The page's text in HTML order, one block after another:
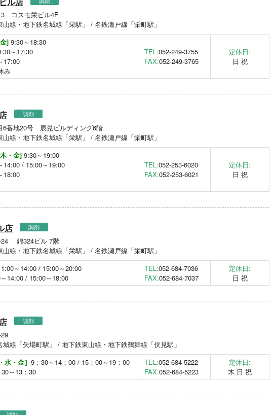
コスモ栄ビル4F
山線・地下鉄名城線「栄駅」 / 名鉄瀬戸線「栄町駅」
] 9:30～18:30
～17:30
17:00
み
TEL:052-249-3755
FAX:052-249-3765
定休日:
日 祝
調剤
6番地20号 辰晃ビルディング6階
山線・地下鉄名城線「栄駅」 / 名鉄瀬戸線「栄町駅」
・金] 9:30～19:00
14:00 / 15:00～19:00
18:00
TEL:052-253-6020
FAX:052-253-6021
定休日:
日 祝
店 調剤
24 錦324ビル 7階
山線・地下鉄名城線「栄駅」 / 名鉄瀬戸線「栄町駅」
～14:00 / 15:00～20:00
14:00 / 15:00～18:00
TEL:052-684-7036
FAX:052-684-7037
定休日:
日 祝
調剤
城線「矢場町駅」 / 地下鉄東山線・地下鉄鶴舞線「伏見駅」
水・金］ 9：30～14：00 / 15：00～19：00
～13：30
TEL:052-684-5222
FAX:052-684-5223
定休日:
木 日 祝